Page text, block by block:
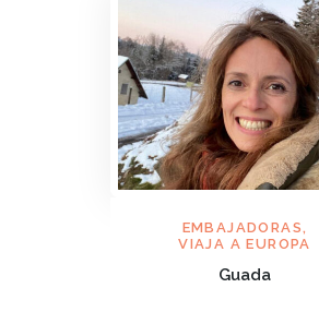
EMBAJADORAS ,
VIAJA A EUROPA
Guada